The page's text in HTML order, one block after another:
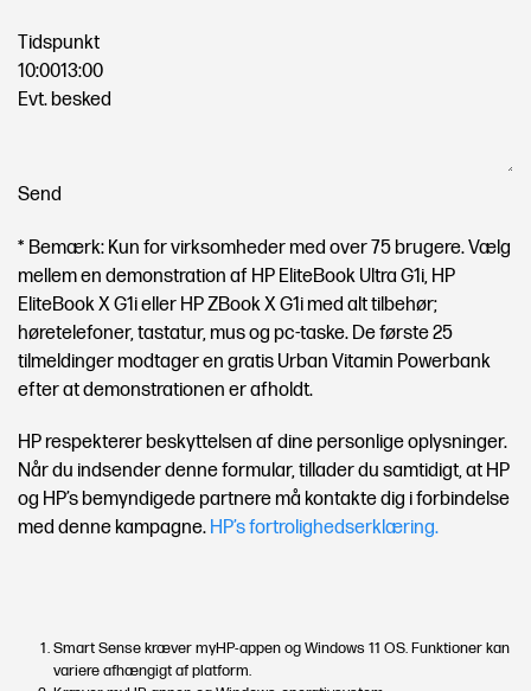
Tidspunkt
10:0013:00
Evt. besked
Send
* Bemærk: Kun for virksomheder med over 75 brugere. Vælg
mellem en demonstration af HP EliteBook Ultra G1i, HP
EliteBook X G1i eller HP ZBook X G1i med alt tilbehør;
høretelefoner, tastatur, mus og pc-taske. De første 25
tilmeldinger modtager en gratis Urban Vitamin Powerbank
efter at demonstrationen er afholdt.
HP respekterer beskyttelsen af dine personlige oplysninger.
Når du indsender denne formular, tillader du samtidigt, at HP
og HP’s bemyndigede partnere må kontakte dig i forbindelse
med denne kampagne. HP’s fortrolighedserklæring.
Smart Sense kræver myHP-appen og Windows 11 OS. Funktioner kan
variere afhængigt af platform.